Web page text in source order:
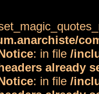
: in file /
already
: in file /